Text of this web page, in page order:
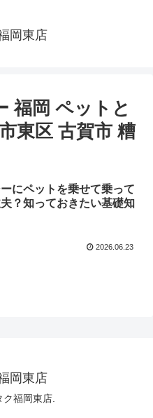
岡東店
福岡 ペットと
東区 古賀市 糟
にペットを乗せて乗って
？知っておきたい基礎知
2026.06.23
岡東店
福岡東店.